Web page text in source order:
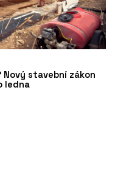
Nový stavební zákon
ledna